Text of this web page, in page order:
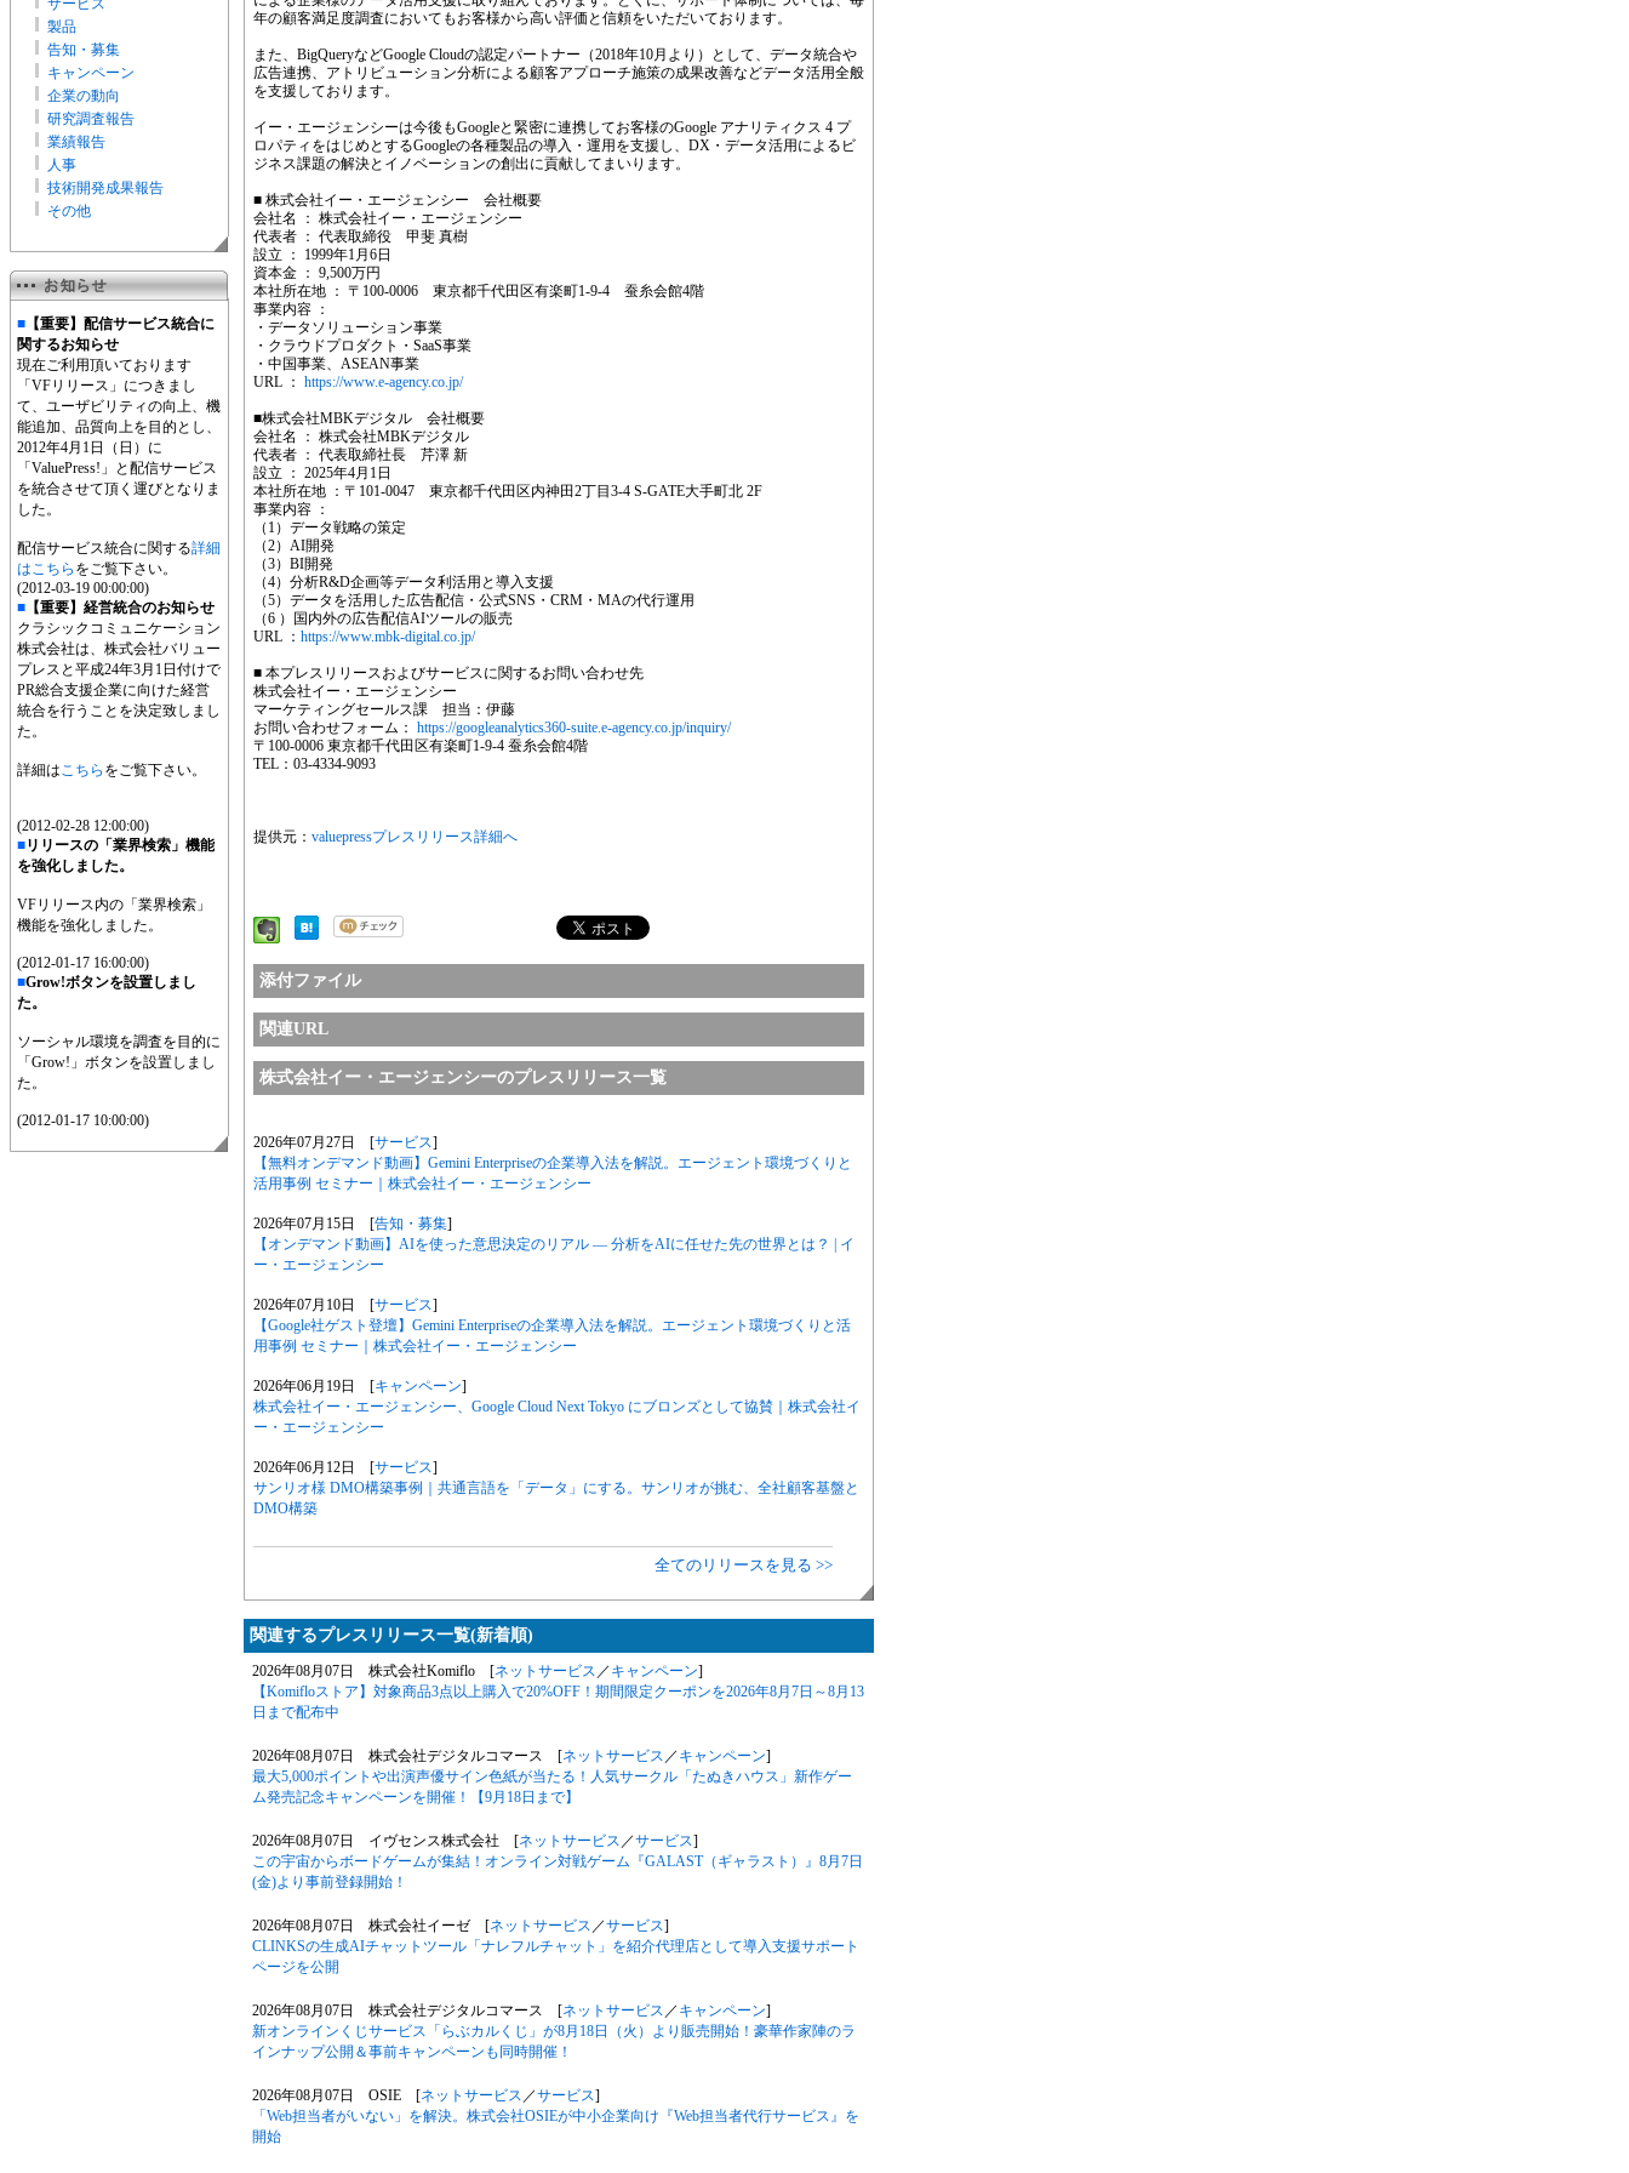
サービス
製品
告知・募集
キャンペーン
企業の動向
研究調査報告
業績報告
人事
技術開発成果報告
その他
■ 【重要】配信サービス統合に
関するお知らせ
現在ご利用頂いております
「VFリリース」につきまし
て、ユーザビリティの向上、機
能追加、品質向上を目的とし、
2012年4月1日（日）に
「ValuePress!」と配信サービス
を統合させて頂く運びとなりま
した。
配信サービス統合に関する詳細
はこちら をご覧下さい。
(2012-03-19 00:00:00)
■ 【重要】経営統合のお知らせ
クラシックコミュニケーション
株式会社は、株式会社バリュー
プレスと平成24年3月1日付けで
PR総合支援企業に向けた経営
統合を行うことを決定致しまし
た。
詳細はこちら をご覧下さい。
(2012-02-28 12:00:00)
■リリースの「業界検索」機能
を強化しました。
VFリリース内の「業界検索」
機能を強化しました。
(2012-01-17 16:00:00)
■Grow!ボタンを設置しまし
た。
ソーシャル環境を調査を目的に
「Grow!」ボタンを設置しまし
た。
(2012-01-17 10:00:00)
年の顧客満足度調査においてもお客様から高い評価と信頼をいただいております。
また、BigQueryなどGoogle Cloudの認定パートナー（2018年10月より）として、データ統合や
広告連携、アトリビューション分析による顧客アプローチ施策の成果改善などデータ活用全般
を支援しております。
イー・エージェンシーは今後もGoogleと緊密に連携してお客様のGoogle アナリティクス 4 プ
ロパティをはじめとするGoogleの各種製品の導入・運用を支援し、DX・データ活用によるビ
ジネス課題の解決とイノベーションの創出に貢献してまいります。
■ 株式会社イー・エージェンシー 会社概要
会社名 ： 株式会社イー・エージェンシー
代表者 ： 代表取締役 甲斐 真樹
設立 ： 1999年1月6日
資本金 ： 9,500万円
本社所在地 ： 〒100-0006 東京都千代田区有楽町1-9-4 蚕糸会館4階
事業内容 ：
・データソリューション事業
・クラウドプロダクト・SaaS事業
・中国事業、ASEAN事業
URL ： https://www.e-agency.co.jp/
■株式会社MBKデジタル 会社概要
会社名 ： 株式会社MBKデジタル
代表者 ： 代表取締社長 芹澤 新
設立 ： 2025年4月1日
本社所在地 ：〒101-0047 東京都千代田区内神田2丁目3-4 S-GATE大手町北 2F
事業内容 ：
（1）データ戦略の策定
（2）AI開発
（3）BI開発
（4）分析R&D企画等データ利活用と導入支援
（5）データを活用した広告配信・公式SNS・CRM・MAの代行運用
（6 ）国内外の広告配信AIツールの販売
URL ： https://www.mbk-digital.co.jp/
■ 本プレスリリースおよびサービスに関するお問い合わせ先
株式会社イー・エージェンシー
マーケティングセールス課 担当：伊藤
お問い合わせフォーム： https://googleanalytics360-suite.e-agency.co.jp/inquiry/
〒100-0006 東京都千代田区有楽町1-9-4 蚕糸会館4階
TEL：03-4334-9093
提供元： valuepressプレスリリース詳細へ
添付ファイル
関連URL
株式会社イー・エージェンシーのプレスリリース一覧
2026年07月27日 [サービス]
【無料オンデマンド動画】Gemini Enterpriseの企業導入法を解説。エージェント環境づくりと
活用事例 セミナー｜株式会社イー・エージェンシー
2026年07月15日 [告知・募集]
【オンデマンド動画】AIを使った意思決定のリアル ― 分析をAIに任せた先の世界とは？ | イ
ー・エージェンシー
2026年07月10日 [サービス]
【Google社ゲスト登壇】Gemini Enterpriseの企業導入法を解説。エージェント環境づくりと活
用事例 セミナー｜株式会社イー・エージェンシー
2026年06月19日 [キャンペーン]
株式会社イー・エージェンシー、Google Cloud Next Tokyo にブロンズとして協賛｜株式会社イ
ー・エージェンシー
2026年06月12日 [サービス]
サンリオ様 DMO構築事例｜共通言語を「データ」にする。サンリオが挑む、全社顧客基盤と
DMO構築
全てのリリースを見る >>
関連するプレスリリース一覧(新着順)
2026年08月07日 株式会社Komiflo [ネットサービス ／ キャンペーン]
【Komifloストア】対象商品3点以上購入で20%OFF！期間限定クーポンを2026年8月7日～8月13
日まで配布中
2026年08月07日 株式会社デジタルコマース [ネットサービス ／ キャンペーン]
最大5,000ポイントや出演声優サイン色紙が当たる！人気サークル「たぬきハウス」新作ゲー
ム発売記念キャンペーンを開催！【9月18日まで】
2026年08月07日 イヴセンス株式会社 [ネットサービス ／サービス]
この宇宙からボードゲームが集結！オンライン対戦ゲーム『GALAST（ギャラスト）』8月7日
(金)より事前登録開始！
2026年08月07日 株式会社イーゼ [ネットサービス ／サービス]
CLINKSの生成AIチャットツール「ナレフルチャット」を紹介代理店として導入支援サポート
ページを公開
2026年08月07日 株式会社デジタルコマース [ネットサービス ／ キャンペーン]
新オンラインくじサービス「らぶカルくじ」が8月18日（火）より販売開始！豪華作家陣のラ
インナップ公開＆事前キャンペーンも同時開催！
2026年08月07日 OSIE [ネットサービス ／サービス]
「Web担当者がいない」を解決。株式会社OSIEが中小企業向け『Web担当者代行サービス』を
開始